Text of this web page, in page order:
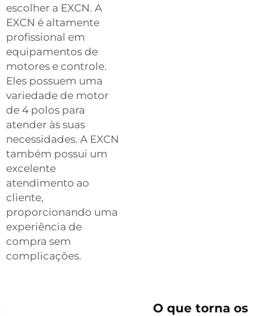
escolher a EXCN. A
EXCN é altamente
profissional em
equipamentos de
motores e controle.
Eles possuem uma
variedade de motor
de 4 polos para
atender às suas
necessidades. A EXCN
também possui um
excelente
atendimento ao
cliente,
proporcionando uma
experiência de
compra sem
complicações.
O que torna os